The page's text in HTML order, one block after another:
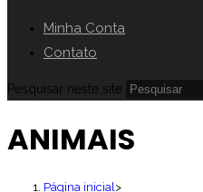
Minha Conta
Contato
Pesquisar neste site
ANIMAIS
Página inicial >